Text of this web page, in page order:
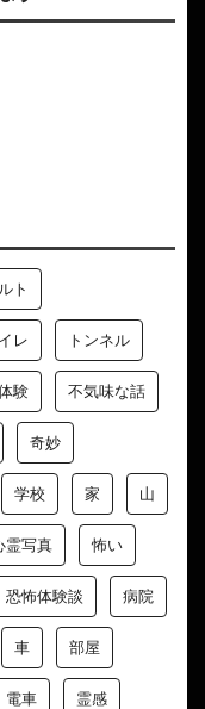
ト
レ トンネル
験 不気味な話
奇妙
学校 家 山
霊写真 怖い
恐怖体験談 病院
車 部屋
電車 霊感